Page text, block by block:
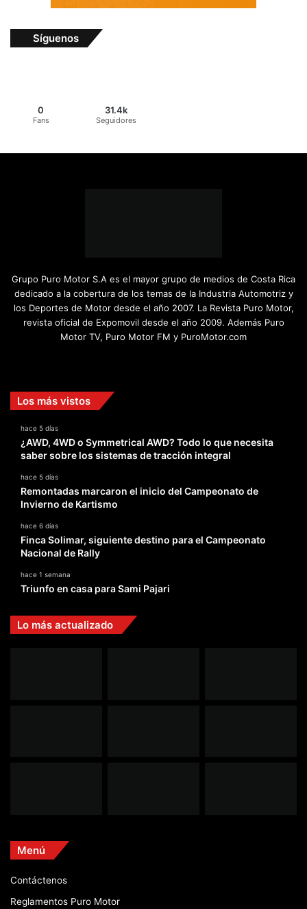
Síguenos
0
Fans
31.4k
Seguidores
Grupo Puro Motor S.A es el mayor grupo de medios de Costa Rica
dedicado a la cobertura de los temas de la Industria Automotriz y
los Deportes de Motor desde el año 2007. La Revista Puro Motor,
revista oficial de Expomovil desde el año 2009. Además Puro
Motor TV, Puro Motor FM y PuroMotor.com
Los más vistos
hace 5 días
¿AWD, 4WD o Symmetrical AWD? Todo lo que necesita
saber sobre los sistemas de tracción integral
hace 5 días
Remontadas marcaron el inicio del Campeonato de
Invierno de Kartismo
hace 6 días
Finca Solimar, siguiente destino para el Campeonato
Nacional de Rally
hace 1 semana
Triunfo en casa para Sami Pajari
Lo más actualizado
Menú
Contáctenos
Reglamentos Puro Motor